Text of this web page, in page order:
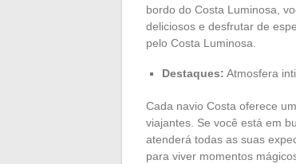
bordo do Costa Luminosa,
deliciosos e desfrutar de
pelo Costa Luminosa.
Destaques: Atmosfera
Cada navio Costa oferece
viajantes. Se você está em
atenderá todas as suas
para viver momentos